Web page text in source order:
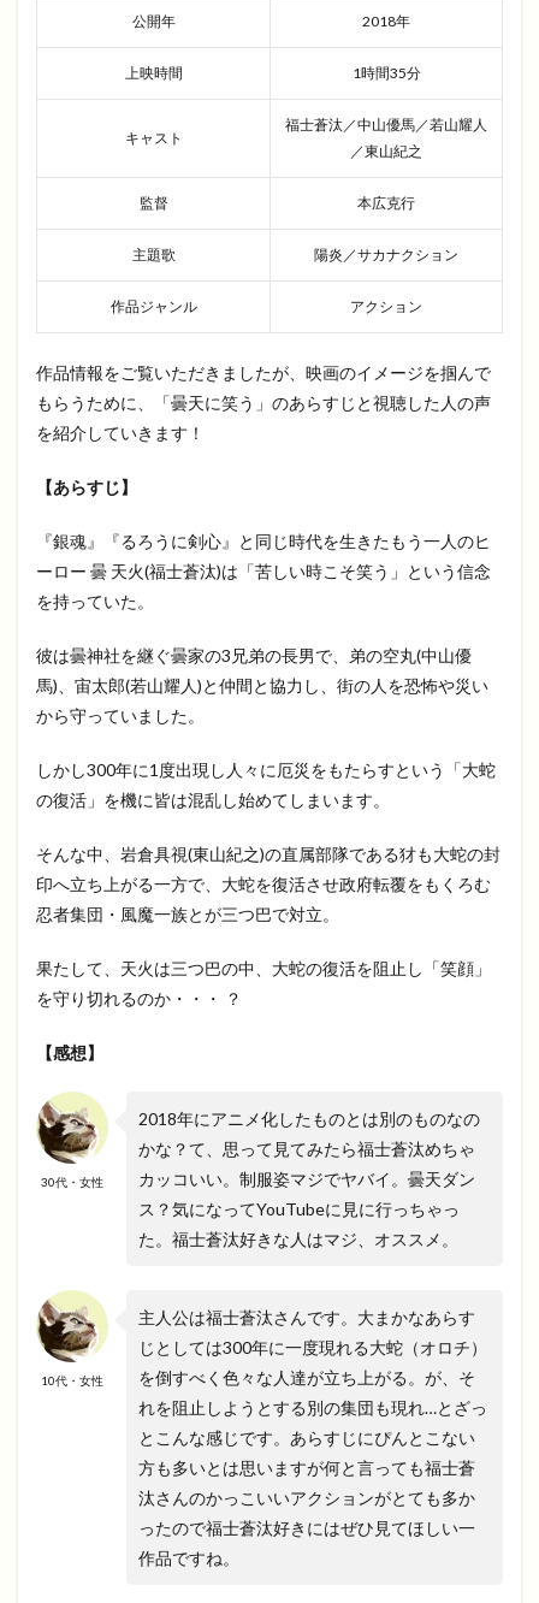
公開年 2018年
上映時間 1時間35分
キャスト
福士蒼汰／中山優馬／若山耀人
／東山紀之
監督 本広克行
主題歌 陽炎／サカナクション
作品ジャンル アクション
作品情報をご覧いただきましたが、映画のイメージを掴んで
もらうために、「曇天に笑う」のあらすじと視聴した人の声
を紹介していきます！
【あらすじ】
『銀魂』『るろうに剣心』と同じ時代を生きたもう一人のヒ
ーロー 曇 天火(福士蒼汰)は「苦しい時こそ笑う」という信念
を持っていた。
彼は曇神社を継ぐ曇家の3兄弟の長男で、弟の空丸(中山優
馬)、宙太郎(若山耀人)と仲間と協力し、街の人を恐怖や災い
から守っていました。
しかし300年に1度出現し人々に厄災をもたらすという「大蛇
の復活」を機に皆は混乱し始めてしまいます。
そんな中、岩倉具視(東山紀之)の直属部隊である犲も大蛇の封
印へ立ち上がる一方で、大蛇を復活させ政府転覆をもくろむ
忍者集団・風魔一族とが三つ巴で対立。
果たして、天火は三つ巴の中、大蛇の復活を阻止し「笑顔」
を守り切れるのか・・・ ？
【感想】
30代・女性
2018年にアニメ化したものとは別のものなの
かな？て、思って見てみたら福士蒼汰めちゃ
カッコいい。制服姿マジでヤバイ。曇天ダン
ス？気になってYouTubeに見に行っちゃっ
た。福士蒼汰好きな人はマジ、オススメ。
10代・女性
主人公は福士蒼汰さんです。大まかなあらす
じとしては300年に一度現れる大蛇（オロチ）
を倒すべく色々な人達が立ち上がる。が、そ
れを阻止しようとする別の集団も現れ…とざっ
とこんな感じです。あらすじにぴんとこない
方も多いとは思いますが何と言っても福士蒼
汰さんのかっこいいアクションがとても多か
ったので福士蒼汰好きにはぜひ見てほしい一
作品ですね。